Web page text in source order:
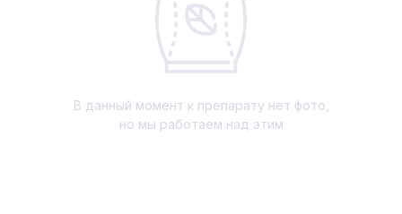
В данный момент к препарату нет фото,
но мы работаем над этим